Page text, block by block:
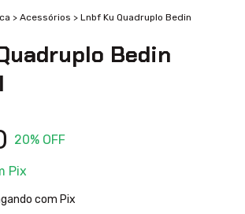
> Acessórios > Lnbf Ku Quadruplo Bedin
Bedin
20% OFF
Pix
com Pix